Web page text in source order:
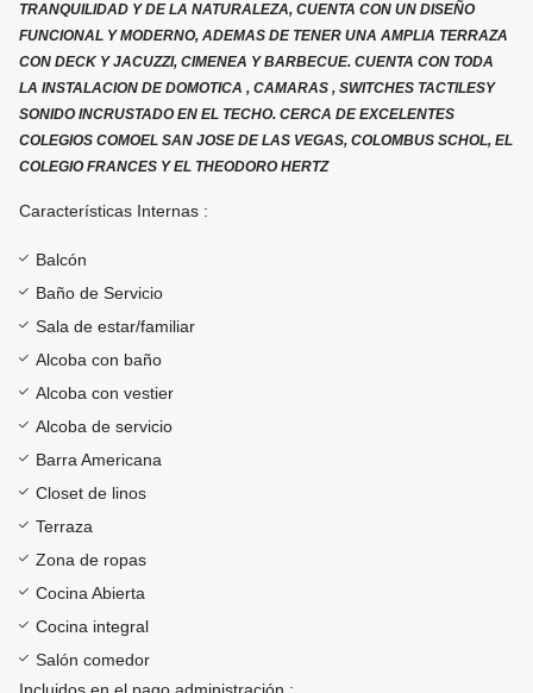
TRANQUILIDAD Y DE LA NATURALEZA, CUENTA CON UN DISEÑO
FUNCIONAL Y MODERNO, ADEMAS DE TENER UNA AMPLIA TERRAZA
CON DECK Y JACUZZI, CIMENEA Y BARBECUE. CUENTA CON TODA
LA INSTALACION DE DOMOTICA , CAMARAS , SWITCHES TACTILESY
SONIDO INCRUSTADO EN EL TECHO. CERCA DE EXCELENTES
COLEGIOS COMOEL SAN JOSE DE LAS VEGAS, COLOMBUS SCHOL, EL
COLEGIO FRANCES Y EL THEODORO HERTZ
Características Internas :
Balcón
Baño de Servicio
Sala de estar/familiar
Alcoba con baño
Alcoba con vestier
Alcoba de servicio
Barra Americana
Closet de linos
Terraza
Zona de ropas
Cocina Abierta
Cocina integral
Salón comedor